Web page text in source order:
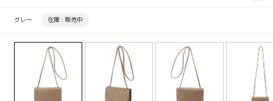
グレー 在庫 : 販売中